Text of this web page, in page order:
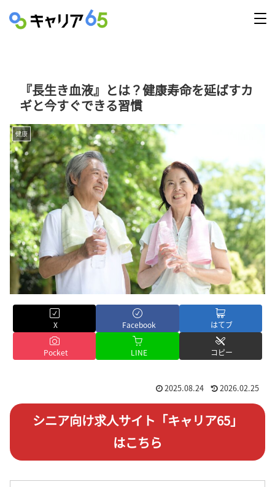
『長生き血液』とは？健康寿命を延ばすカ
ギと今すぐできる習慣
健康
X Facebook はてブ
Pocket LINE コピー
2025.08.24 2026.02.25
シニア向け求人サイト「キャリア65」
はこちら